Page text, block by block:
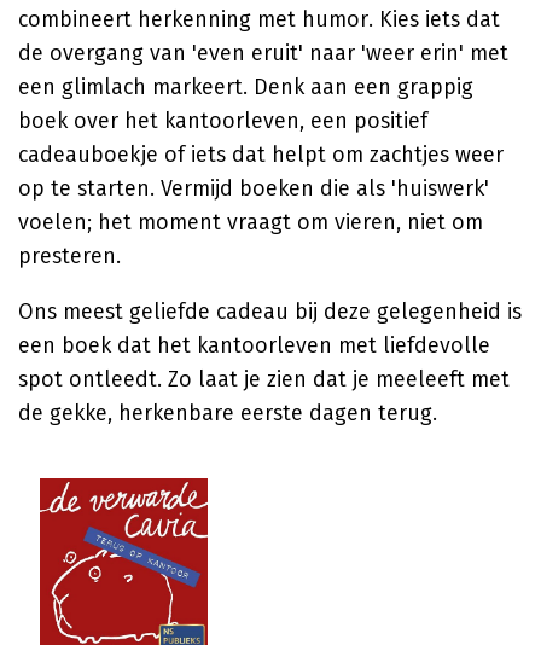
combineert herkenning met humor. Kies iets dat
de overgang van 'even eruit' naar 'weer erin' met
een glimlach markeert. Denk aan een grappig
boek over het kantoorleven, een positief
cadeauboekje of iets dat helpt om zachtjes weer
op te starten. Vermijd boeken die als 'huiswerk'
voelen; het moment vraagt om vieren, niet om
presteren.
Ons meest geliefde cadeau bij deze gelegenheid is
een boek dat het kantoorleven met liefdevolle
spot ontleedt. Zo laat je zien dat je meeleeft met
de gekke, herkenbare eerste dagen terug.